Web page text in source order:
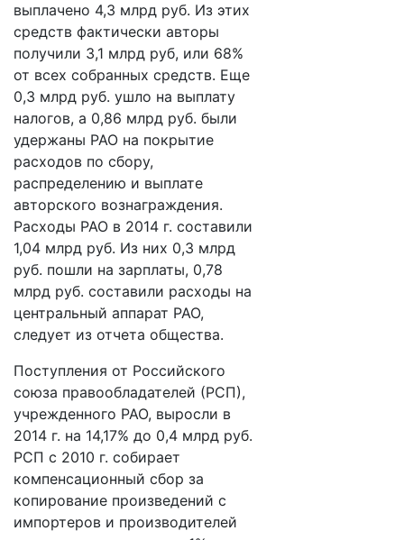
выплачено 4,3 млрд руб. Из этих
средств фактически авторы
получили 3,1 млрд руб, или 68%
от всех собранных средств. Еще
0,3 млрд руб. ушло на выплату
налогов, а 0,86 млрд руб. были
удержаны РАО на покрытие
расходов по сбору,
распределению и выплате
авторского вознаграждения.
Расходы РАО в 2014 г. составили
1,04 млрд руб. Из них 0,3 млрд
руб. пошли на зарплаты, 0,78
млрд руб. составили расходы на
центральный аппарат РАО,
следует из отчета общества.
Поступления от Российского
союза правообладателей (РСП),
учрежденного РАО, выросли в
2014 г. на 14,17% до 0,4 млрд руб.
РСП с 2010 г. собирает
компенсационный сбор за
копирование произведений с
импортеров и производителей